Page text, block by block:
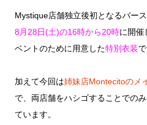
Mystique店舗独立後初となるバー
8月28日(土)の16時から20時に開催
ベントのために用意した特別衣装
加えて今回は姉妹店Montecitoのメ
で、両店舗をハシゴすることでの
ています。